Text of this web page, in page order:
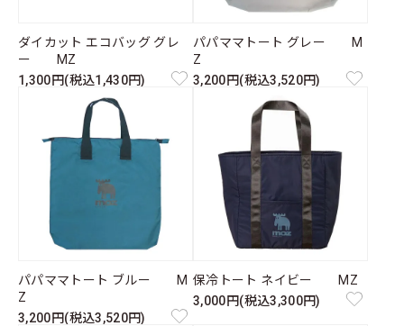
ダイカット エコバッグ グレ
ー MZ
1,300円(税込1,430円)
パパママトート グレー M
Z
3,200円(税込3,520円)
パパママトート ブルー M
Z
3,200円(税込3,520円)
保冷トート ネイビー MZ
3,000円(税込3,300円)